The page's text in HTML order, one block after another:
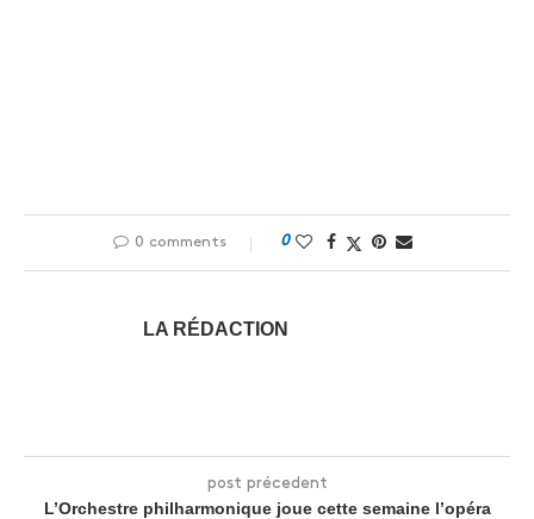
0 comments 0
LA RÉDACTION
post précedent
L’Orchestre philharmonique joue cette semaine l’opéra